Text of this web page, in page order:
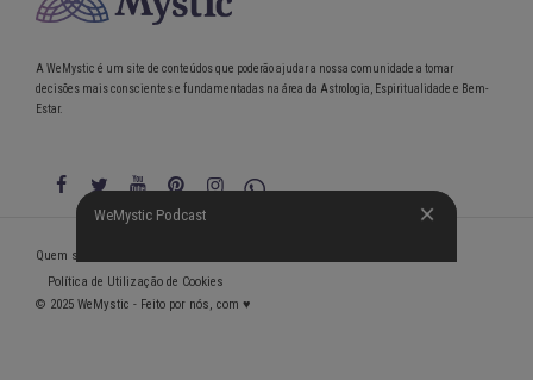
WeMystic Podcast
A WeMystic é um site de conteúdos que poderão ajudar a nossa comunidade a tomar
decisões mais conscientes e fundamentadas na área da Astrologia, Espiritualidade e Bem-
Estar.
WeMystic Podcast
Quem somos
Política de Utilização de Cookies
© 2025 WeMystic - Feito por nós, com ♥